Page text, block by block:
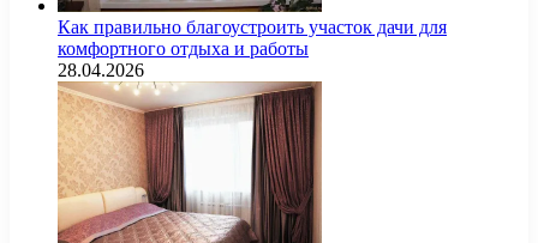
Как правильно благоустроить участок дачи для
комфортного отдыха и работы
28.04.2026